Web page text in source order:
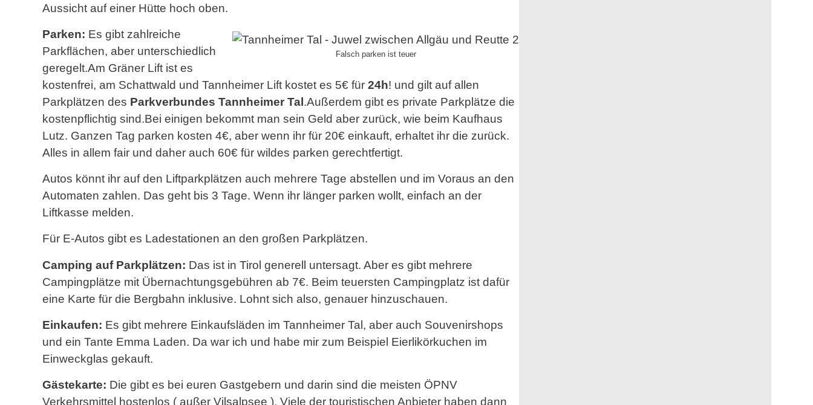
Aussicht auf einer Hütte hoch oben.
Falsch parken ist teuer
Parken: Es gibt zahlreiche
Parkflächen, aber unterschiedlich
geregelt.Am Gräner Lift ist es
kostenfrei, am Schattwald und Tannheimer Lift kostet es 5€ für 24h! und gilt auf allen
Parkplätzen des Parkverbundes Tannheimer Tal .Außerdem gibt es private Parkplätze die
kostenpflichtig sind.Bei einigen bekommt man sein Geld aber zurück, wie beim Kaufhaus
Lutz. Ganzen Tag parken kosten 4€, aber wenn ihr für 20€ einkauft, erhaltet ihr die zurück.
Alles in allem fair und daher auch 60€ für wildes parken gerechtfertigt.
Autos könnt ihr auf den Liftparkplätzen auch mehrere Tage abstellen und im Voraus an den
Automaten zahlen. Das geht bis 3 Tage. Wenn ihr länger parken wollt, einfach an der
Liftkasse melden.
Für E-Autos gibt es Ladestationen an den großen Parkplätzen.
Camping auf Parkplätzen: Das ist in Tirol generell untersagt. Aber es gibt mehrere
Campingplätze mit Übernachtungsgebühren ab 7€. Beim teuersten Campingplatz ist dafür
eine Karte für die Bergbahn inklusive. Lohnt sich also, genauer hinzuschauen.
Einkaufen: Es gibt mehrere Einkaufsläden im Tannheimer Tal, aber auch Souvenirshops
und ein Tante Emma Laden. Da war ich und habe mir zum Beispiel Eierlikörkuchen im
Einweckglas gekauft.
Gästekarte: Die gibt es bei euren Gastgebern und darin sind die meisten ÖPNV
Verkehrsmittel hostenlos ( außer Vilsalpsee ). Viele der touristischen Anbieter haben dann